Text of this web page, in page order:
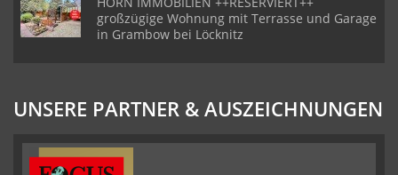
großzügige Wohnung mit Terrasse und Garage
in Grambow bei Löcknitz
UNSERE PARTNER & AUSZEICHNUNGEN